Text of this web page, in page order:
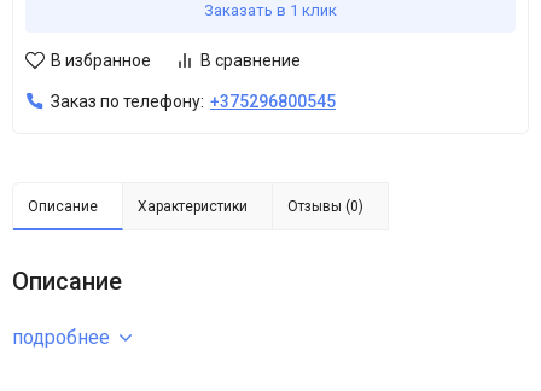
Заказать в 1 клик
В избранное В сравнение
Заказ по телефону: +375296800545
Описание Характеристики Отзывы (0)
Описание
подробнее